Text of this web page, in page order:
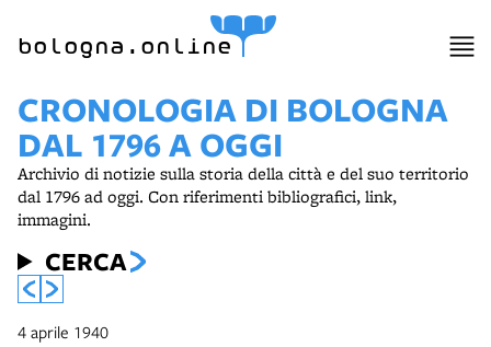
bologna.online
CRONOLOGIA DI BOLOGNA
DAL 1796 A OGGI
Archivio di notizie sulla storia della città e del suo territorio
dal 1796 ad oggi. Con riferimenti bibliografici, link,
immagini.
CERCA
4 aprile 1940